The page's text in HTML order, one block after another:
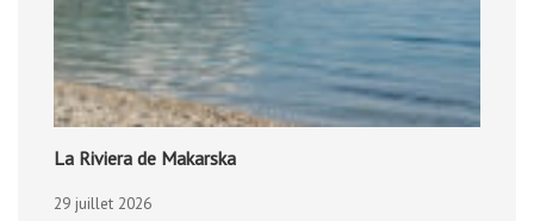
La Riviera de Makarska
29 juillet 2026